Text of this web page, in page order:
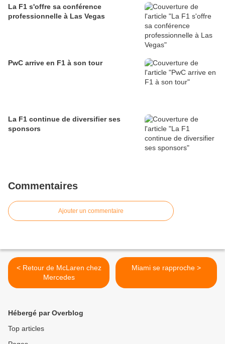
La F1 s'offre sa conférence
professionnelle à Las Vegas
PwC arrive en F1 à son tour
La F1 continue de diversifier ses
sponsors
Commentaires
Ajouter un commentaire
< Retour de McLaren chez
Mercedes
Miami se rapproche >
Hébergé par Overblog
Top articles